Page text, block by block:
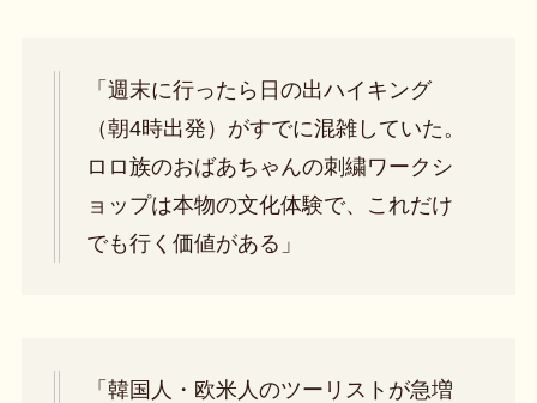
「週末に行ったら日の出ハイキング
（朝4時出発）がすでに混雑していた。
ロロ族のおばあちゃんの刺繍ワークシ
ョップは本物の文化体験で、これだけ
でも行く価値がある」
「韓国人・欧米人のツーリストが急増